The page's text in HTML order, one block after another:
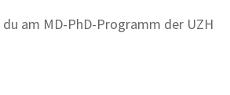
am MD-PhD-Programm der UZH